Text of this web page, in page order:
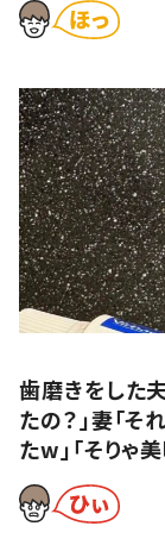
歯磨きをした
たの？」妻「
たw」「そりゃ
るw」